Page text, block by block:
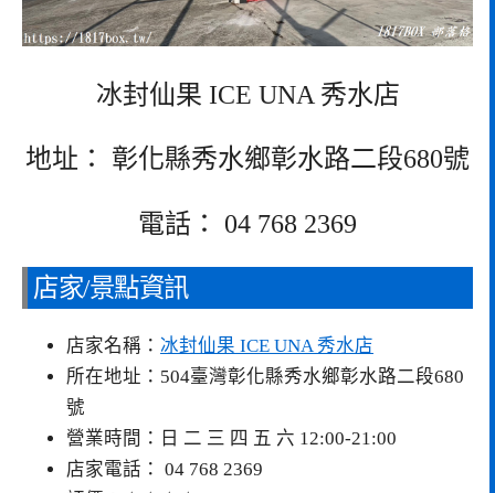
冰封仙果 ICE UNA 秀水店
地址： 彰化縣秀水鄉彰水路二段680號
電話： 04 768 2369
店家/景點資訊
店家名稱： 冰封仙果 ICE UNA 秀水店
所在地址：504臺灣彰化縣秀水鄉彰水路二段680
號
營業時間：日 二 三 四 五 六 12:00-21:00
店家電話： 04 768 2369